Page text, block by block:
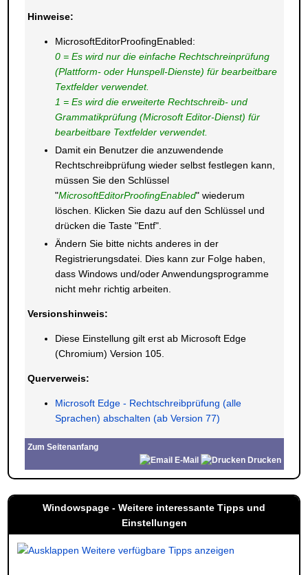
Hinweise:
MicrosoftEditorProofingEnabled:
0 = Es wird nur die einfache Rechtschreinprüfung
(Plattform- oder Hunspell-Dienste) für bearbeitbare
Textfelder verwendet.
1 = Es wird die erweiterte Rechtschreib- und
Grammatikprüfung (Microsoft Editor-Dienst) für
bearbeitbare Textfelder verwendet.
Damit ein Benutzer die anzuwendende
Rechtschreibprüfung wieder selbst festlegen kann,
müssen Sie den Schlüssel
"MicrosoftEditorProofingEnabled" wiederum
löschen. Klicken Sie dazu auf den Schlüssel und
drücken die Taste "Entf".
Ändern Sie bitte nichts anderes in der
Registrierungsdatei. Dies kann zur Folge haben,
dass Windows und/oder Anwendungsprogramme
nicht mehr richtig arbeiten.
Versionshinweis:
Diese Einstellung gilt erst ab Microsoft Edge
(Chromium) Version 105.
Querverweis:
Microsoft Edge - Rechtschreibprüfung (alle
Sprachen) abschalten (ab Version 77)
Zum Seitenanfang
E-Mail
Drucken
Windowspage - Weitere interessante Tipps und
Einstellungen
Weitere verfügbare Tipps anzeigen